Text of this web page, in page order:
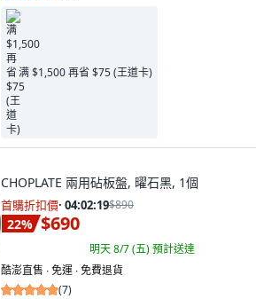
满 $1,500 再省 $75 (王道卡)
CHOPLATE 兩用砧板盤, 曜石黑, 1個
首購折扣價· 04:02:18$890
22% $690
明天 8/7 (五)預計送達
酷澎直售 ∙ 免運 ∙ 免費退貨
(7)